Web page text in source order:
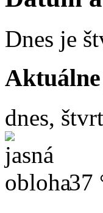
Dnes je
Aktuálne
dnes,
37